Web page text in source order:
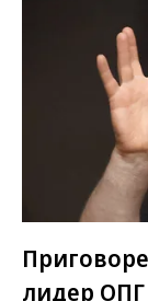
лидер